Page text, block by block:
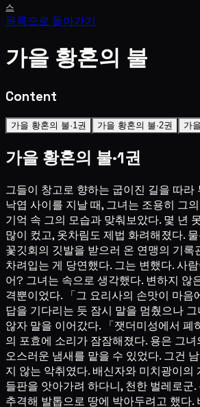
스
목록으로 돌아가기
가을 황혼의 불
Content
가을 황혼의 불·1권 가을 황혼의 불·2권 가
가을 황혼의 불·1권
그들이 창고로 향하는 굽이진 길을 따라
낙엽 사이를 지날 때, 그녀는 조용히 그
기억 속 그의 모습과 맞춰보았다. 몇 년
많이 컸고, 옷차림도 제법 화려해졌다.
꽃깃회의 깃발을 받으러 온 연맹의 기록
차려입는 게 당연했다. 그는 변했다. 사
어? 그녀는 속으로 생각했다. 변하지 않
격뿐이었다. 「그 요리사의 손맛이 마음
답을 기다리는 듯 잠시 말을 멈췄으나
않자 말을 이어갔다. 「잿더미성에서 폐
의 포효에 소리가 잠잠해졌다. 용은 그
오스러운 냄새를 맡을 수 있었다. 그건
지 않는 악취였다. 배신자와 미치광이의
들판을 앗아가려 하다니, 천한 벌레로군
추격해 발톱으로 땅에 박아두려고 했다.